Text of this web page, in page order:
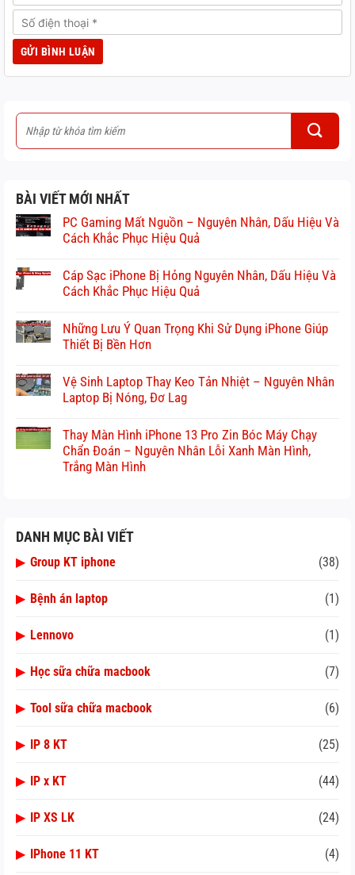
BÀI VIẾT MỚI NHẤT
PC Gaming Mất Nguồn – Nguyên Nhân, Dấu Hiệu Và
Cách Khắc Phục Hiệu Quả
Cáp Sạc iPhone Bị Hỏng Nguyên Nhân, Dấu Hiệu Và
Cách Khắc Phục Hiệu Quả
Những Lưu Ý Quan Trọng Khi Sử Dụng iPhone Giúp
Thiết Bị Bền Hơn
Vệ Sinh Laptop Thay Keo Tản Nhiệt – Nguyên Nhân
Laptop Bị Nóng, Đơ Lag
Thay Màn Hình iPhone 13 Pro Zin Bóc Máy Chạy
Chẩn Đoán – Nguyên Nhân Lỗi Xanh Màn Hình,
Trắng Màn Hình
DANH MỤC BÀI VIẾT
▶ Group KT iphone (38)
▶ Bệnh án laptop (1)
▶ Lennovo (1)
▶ Học sữa chữa macbook (7)
▶ Tool sữa chữa macbook (6)
▶ IP 8 KT (25)
▶ IP x KT (44)
▶ IP XS LK (24)
▶ IPhone 11 KT (4)